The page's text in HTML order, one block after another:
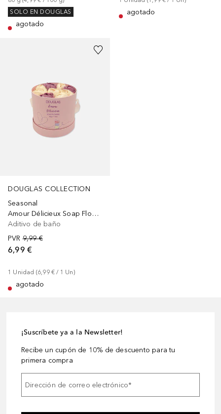
SOLO EN DOUGLAS
agotado
agotado
DOUGLAS COLLECTION
Seasonal
Amour Délicieux Soap Flower Box
Aditivo de baño
PVR 9,99 €
6,99 €
1 Unidad (6,99 € / 1 Un)
agotado
¡Suscríbete ya a la Newsletter!
Recibe un cupón de 10% de descuento para tu
primera compra
Dirección de correo electrónico*